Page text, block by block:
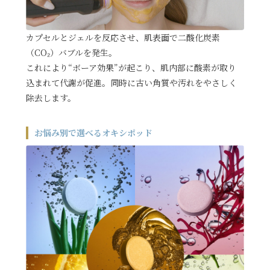
カプセルとジェルを反応させ、肌表面で二酸化炭素
（CO₂）バブルを発生。
これにより“ボーア効果”が起こり、肌内部に酸素が取り
込まれて代謝が促進。同時に古い角質や汚れをやさしく
除去します。
お悩み別で選べるオキシポッド